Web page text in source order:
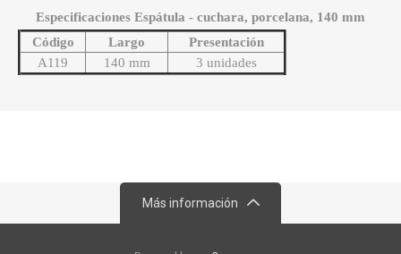
Especificaciones Espátula - cuchara, porcelana, 140 mm
Código
Largo
Presentación
A119
140 mm 3 unidades
Más información